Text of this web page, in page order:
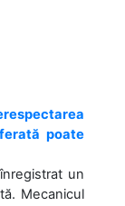
poate
un
Mecanicul